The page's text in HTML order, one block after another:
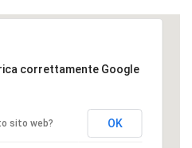
correttamente Google
sito web? OK